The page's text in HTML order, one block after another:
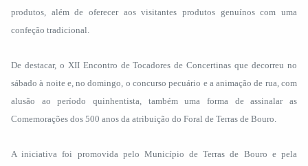
produtos, além de oferecer aos visitantes produtos genuínos com uma
confeção tradicional.
De destacar, o XII Encontro de Tocadores de Concertinas que decorreu no
sábado à noite e, no domingo, o concurso pecuário e a animação de rua, com
alusão ao período quinhentista, também uma forma de assinalar as
Comemorações dos 500 anos da atribuição do Foral de Terras de Bouro.
A iniciativa foi promovida pelo Município de Terras de Bouro e pela